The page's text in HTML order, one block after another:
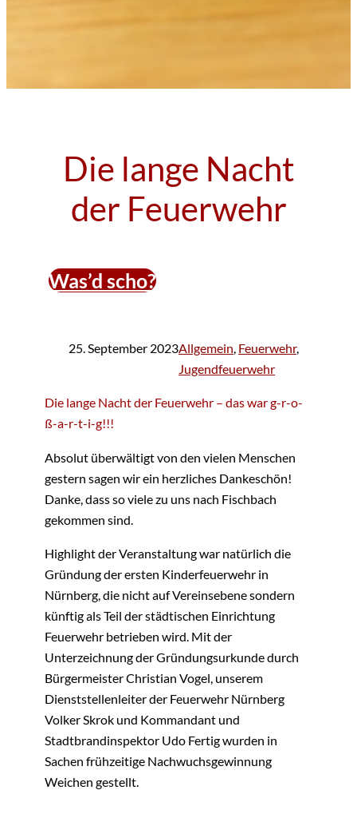
Die lange Nacht
der Feuerwehr
Was’d scho?
25. September 2023Allgemein, Feuerwehr
Jugendfeuerwehr
Die lange Nacht der Feuerwehr – das war g-r-o-
ß-a-r-t-i-g!!!
Absolut überwältigt von den vielen Menschen
gestern sagen wir ein herzliches Dankeschön!
Danke, dass so viele zu uns nach Fischbach
gekommen sind.
Highlight der Veranstaltung war natürlich die
Gründung der ersten Kinderfeuerwehr in
Nürnberg, die nicht auf Vereinsebene sondern
künftig als Teil der städtischen Einrichtung
Feuerwehr betrieben wird. Mit der
Unterzeichnung der Gründungsurkunde durch
Bürgermeister Christian Vogel, unserem
Dienststellenleiter der Feuerwehr Nürnberg
Volker Skrok und Kommandant und
Stadtbrandinspektor Udo Fertig wurden in
Sachen frühzeitige Nachwuchsgewinnung
Weichen gestellt.